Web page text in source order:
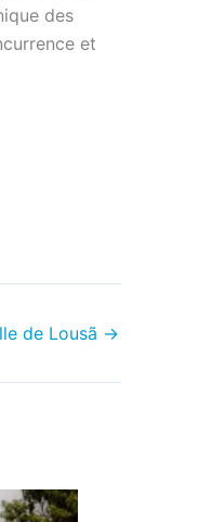
des
et
de Lousã →